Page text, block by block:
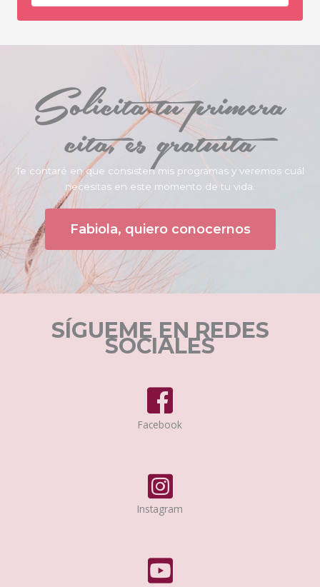
Solicita tu primera
cita, es gratuita
Te contaré en que consisten mis programas y veremos cuál
necesitas en este momento de tu vida.
Fabiola, quiero conocernos
SÍGUEME EN REDES
SOCIALES
Facebook
Instagram